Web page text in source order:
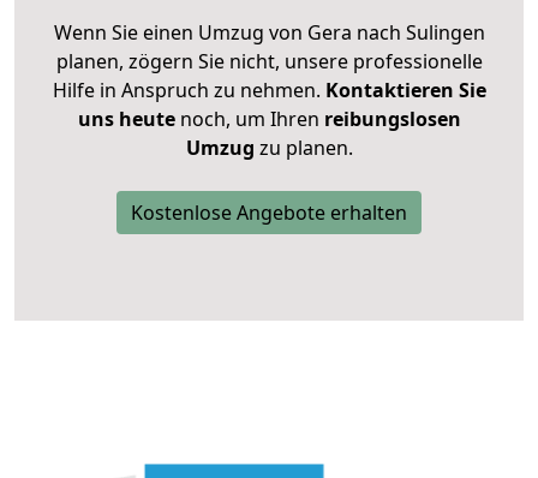
Wenn Sie einen Umzug von Gera nach Sulingen
planen, zögern Sie nicht, unsere professionelle
Hilfe in Anspruch zu nehmen. Kontaktieren Sie
uns heutenoch, um Ihren reibungslosen
Umzug zu planen.
Kostenlose Angebote erhalten